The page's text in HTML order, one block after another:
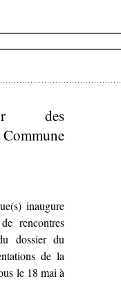
des
inaugure
rencontres
dossier du
de la
le 18 mai à